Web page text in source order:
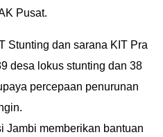
Pusat.
Stunting dan sarana KIT Pra
desa lokus stunting dan 38
percepaan penurunan
Jambi memberikan bantuan